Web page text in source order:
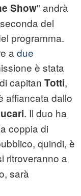
Show" andrà
del
programma.
a due
è stata
capitan Totti,
affiancata dallo
. Il duo ha
coppia di
quindi, è
ritroveranno a
sarà